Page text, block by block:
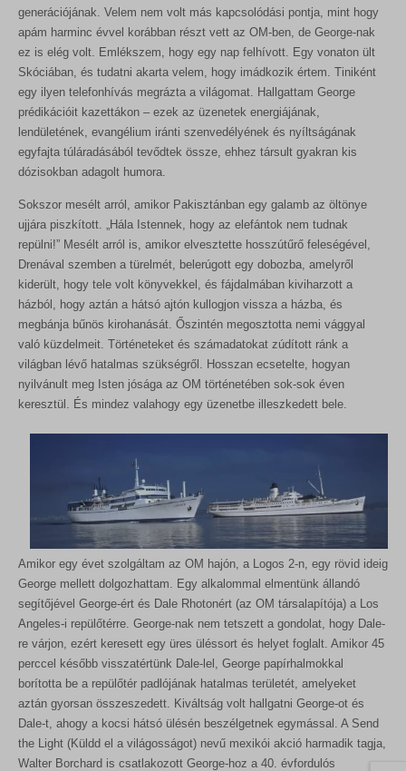
generációjának. Velem nem volt más kapcsolódási pontja, mint hogy
apám harminc évvel korábban részt vett az OM-ben, de George-nak
ez is elég volt. Emlékszem, hogy egy nap felhívott. Egy vonaton ült
Skóciában, és tudatni akarta velem, hogy imádkozik értem. Tiniként
egy ilyen telefonhívás megrázta a világomat. Hallgattam George
prédikációit kazettákon – ezek az üzenetek energiájának,
lendületének, evangélium iránti szenvedélyének és nyíltságának
egyfajta túláradásából tevődtek össze, ehhez társult gyakran kis
dózisokban adagolt humora.
Sokszor mesélt arról, amikor Pakisztánban egy galamb az öltönye
ujjára piszkított. „Hála Istennek, hogy az elefántok nem tudnak
repülni!” Mesélt arról is, amikor elvesztette hosszútűrő feleségével,
Drenával szemben a türelmét, belerúgott egy dobozba, amelyről
kiderült, hogy tele volt könyvekkel, és fájdalmában kiviharzott a
házból, hogy aztán a hátsó ajtón kullogjon vissza a házba, és
megbánja bűnös kirohanását. Őszintén megosztotta nemi vággyal
való küzdelmeit. Történeteket és számadatokat zúdított ránk a
világban lévő hatalmas szükségről. Hosszan ecsetelte, hogyan
nyilvánult meg Isten jósága az OM történetében sok-sok éven
keresztül. És mindez valahogy egy üzenetbe illeszkedett bele.
Amikor egy évet szolgáltam az OM hajón, a Logos 2-n, egy rövid ideig
George mellett dolgozhattam. Egy alkalommal elmentünk állandó
segítőjével George-ért és Dale Rhotonért (az OM társalapítója) a Los
Angeles-i repülőtérre. George-nak nem tetszett a gondolat, hogy Dale-
re várjon, ezért keresett egy üres üléssort és helyet foglalt. Amikor 45
perccel később visszatértünk Dale-lel, George papírhalmokkal
borította be a repülőtér padlójának hatalmas területét, amelyeket
aztán gyorsan összeszedett. Kiváltság volt hallgatni George-ot és
Dale-t, ahogy a kocsi hátsó ülésén beszélgetnek egymással. A Send
the Light (Küldd el a világosságot) nevű mexikói akció harmadik tagja,
Walter Borchard is csatlakozott George-hoz a 40. évfordulós